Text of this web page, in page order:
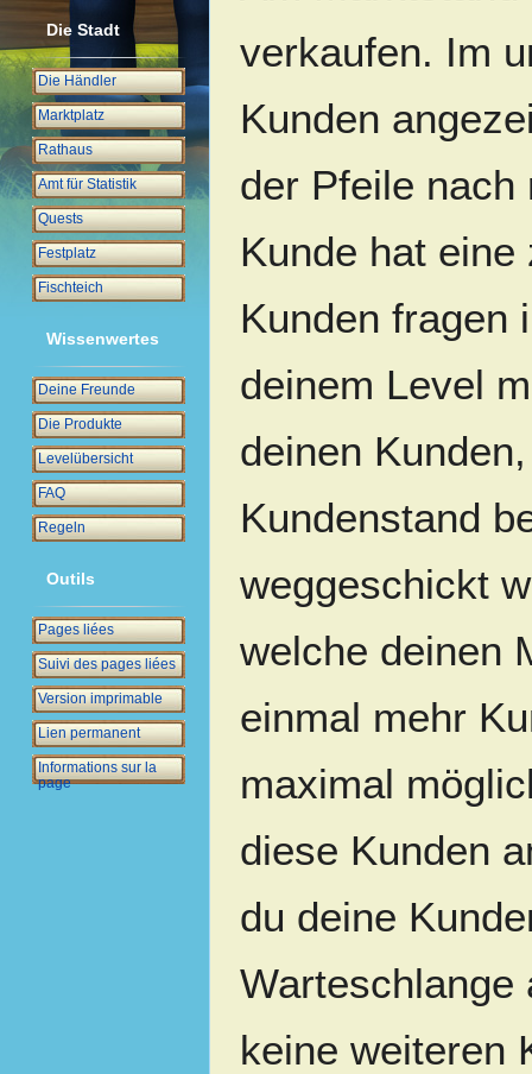
verkaufen. Im
Kunden
der Pfeile
Kunde hat
Kunden fragen
deinem Level
deinen
Kundenstand
weggeschickt
welche deinen
einmal mehr
maximal
diese Kunden
du deine
Warteschlange
keine weiteren
Die Stadt
Die Händler
Marktplatz
Rathaus
Amt für Statistik
Quests
Festplatz
Fischteich
Wissenwertes
Deine Freunde
Die Produkte
Levelübersicht
FAQ
Regeln
Outils
Pages liées
Suivi des pages liées
Version imprimable
Lien permanent
Informations sur la
page